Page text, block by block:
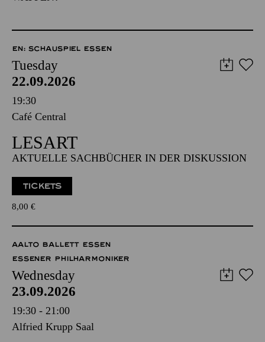
EN: SCHAUSPIEL ESSEN
Tuesday
22.09.2026
19:30
Café Central
LESART
AKTUELLE SACHBÜCHER IN DER DISKUSSION
TICKETS
8,00 €
AALTO BALLETT ESSEN
ESSENER PHILHARMONIKER
Wednesday
23.09.2026
19:30 - 21:00
Alfried Krupp Saal